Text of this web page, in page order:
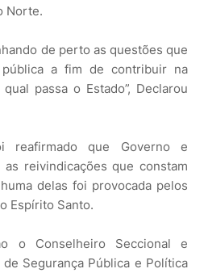
Norte.
de perto as questões que
pública a fim de contribuir na
passa o Estado”, Declarou
reafirmado que Governo e
as reivindicações que constam
delas foi provocada pelos
Espírito Santo.
o Conselheiro Seccional e
Segurança Pública e Política